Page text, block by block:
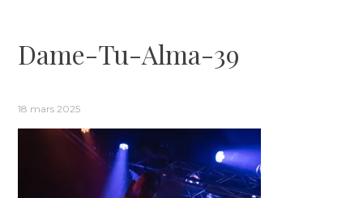
Dame-Tu-Alma-39
18 mars 2025